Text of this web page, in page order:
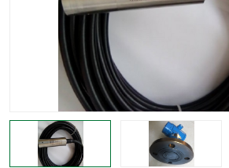
压力变送器 电容
温度显示控制仪表 电量
流量计 工业